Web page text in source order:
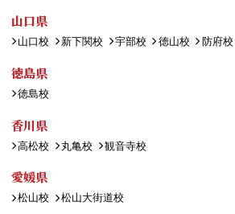
山口県
山口校 新下関校 宇部校 徳山校 防府校
徳島県
徳島校
香川県
高松校 丸亀校 観音寺校
愛媛県
松山校 松山大街道校